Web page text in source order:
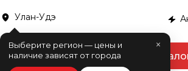
Улан-Удэ
×
Выберите регион — цены и
наличие зависят от города